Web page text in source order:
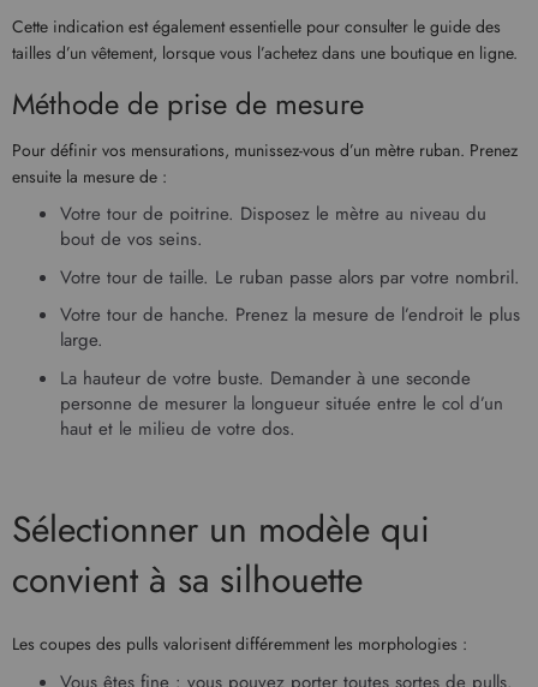
Cette indication est également essentielle pour consulter le guide des
tailles d’un vêtement, lorsque vous l’achetez dans une boutique en ligne.
Méthode de prise de mesure
Pour définir vos mensurations, munissez-vous d’un mètre ruban. Prenez
ensuite la mesure de :
Votre tour de poitrine. Disposez le mètre au niveau du
bout de vos seins.
Votre tour de taille. Le ruban passe alors par votre nombril.
Votre tour de hanche. Prenez la mesure de l’endroit le plus
large.
La hauteur de votre buste. Demander à une seconde
personne de mesurer la longueur située entre le col d’un
haut et le milieu de votre dos.
Sélectionner un modèle qui
convient à sa silhouette
Les coupes des pulls valorisent différemment les morphologies :